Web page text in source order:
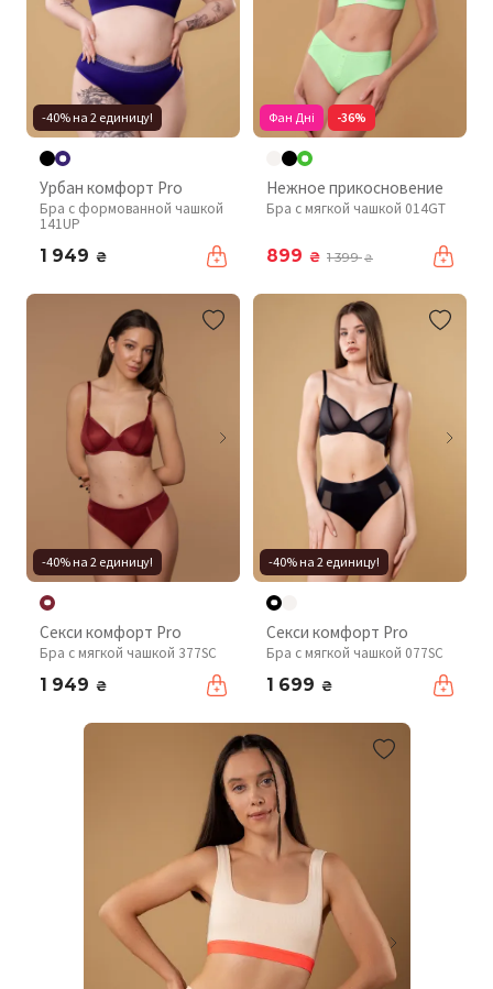
-40% на 2 единицу!
Урбан комфорт Pro
Бра с формованной чашкой
141UP
1 949 ₴
Фан Дні -36%
Нежное прикосновение
Бра с мягкой чашкой 014GT
899 ₴ 1 399₴
-40% на 2 единицу!
Секси комфорт Pro
Бра с мягкой чашкой 377SC
1 949 ₴
-40% на 2 единицу!
Секси комфорт Pro
Бра с мягкой чашкой 077SC
1 699 ₴